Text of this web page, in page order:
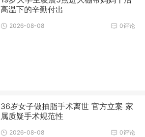
高温下的辛勤付出
0评论
2026-08-08
36岁女子做抽脂手术离世 官方立案 家
属质疑手术规范性
0评论
2026-08-08